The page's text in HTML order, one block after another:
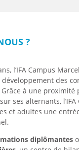
?
l’IFA Campus
des
à une proximité
ses alternants,
et adultes une
diplômantes